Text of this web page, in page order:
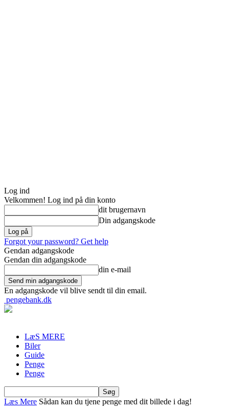
Log ind
Velkommen! Log ind på din konto
dit brugernavn
Din adgangskode
Forgot your password? Get help
Gendan adgangskode
Gendan din adgangskode
din e-mail
En adgangskode vil blive sendt til din email.
pengebank.dk
LæS MERE
Biler
Guide
Penge
Penge
Læs Mere Sådan kan du tjene penge med dit billede i dag!